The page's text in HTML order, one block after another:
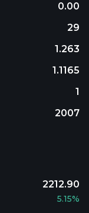
0.00
29
1.263
1.1165
1
2007
2212.90
5.15%